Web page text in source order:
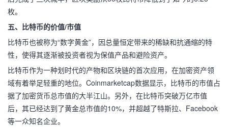
枚。
五、比特币的价值/市值
比特币也被称为“数字黄金”，因总量恒定带来的稀缺和抗通缩的特
性，使得其逐渐被投资者视为保值产品和避险资产。
比特币作为一种划时代的产物和区块链的首次应用，在加密资产领
域有着举足轻重的地位。Coinmarketcap数据显示，比特币的市值占
据了加密货币总市值的大半江山。另外，在比特币突破万亿市值
后，其已经达到了黄金总市值的10%，并超越了特斯拉、Facebook
等一众知名企业。